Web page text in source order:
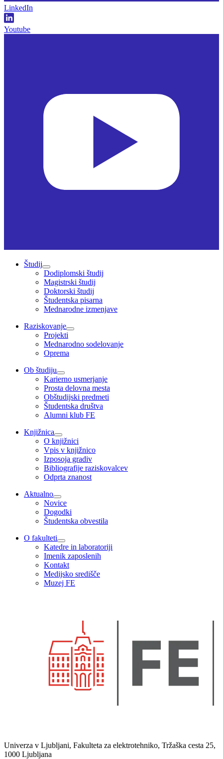
LinkedIn
Youtube
Študij
Dodiplomski študij
Magistrski študij
Doktorski študij
Študentska pisarna
Mednarodne izmenjave
Raziskovanje
Projekti
Mednarodno sodelovanje
Oprema
Ob študiju
Karierno usmerjanje
Prosta delovna mesta
Obštudijski predmeti
Študentska društva
Alumni klub FE
Knjižnica
O knjižnici
Vpis v knjižnico
Izposoja gradiv
Bibliografije raziskovalcev
Odprta znanost
Aktualno
Novice
Dogodki
Študentska obvestila
O fakulteti
Katedre in laboratoriji
Imenik zaposlenih
Kontakt
Medijsko središče
Muzej FE
Univerza v Ljubljani, Fakulteta za elektrotehniko, Tržaška cesta 25,
1000 Ljubljana